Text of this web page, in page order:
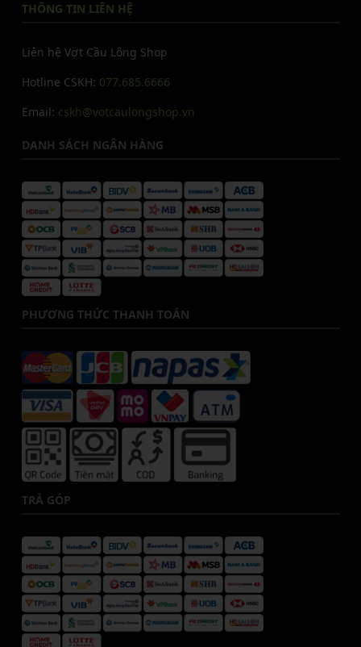
THÔNG TIN LIÊN HỆ
Liên hệ Vợt Cầu Lông Shop
Hotline CSKH: 077.685.6666
Email: cskh@votcaulongshop.vn
DANH SÁCH NGÂN HÀNG
PHƯƠNG THỨC THANH TOÁN
TRẢ GÓP